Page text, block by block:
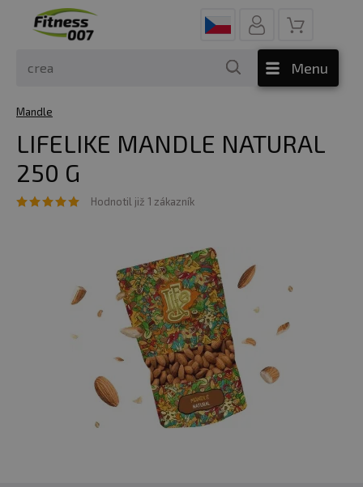
Menu
Mandle
LIFELIKE MANDLE NATURAL
250 G
Hodnotil již 1 zákazník